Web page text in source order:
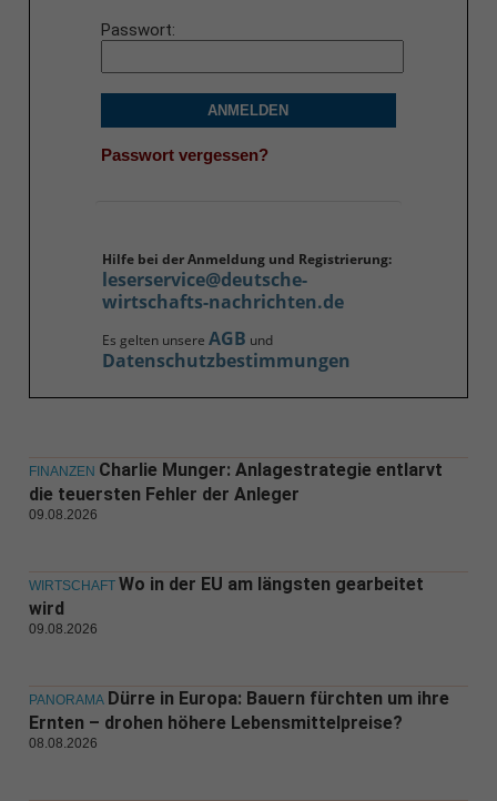
Passwort
ANMELDEN
Passwort vergessen?
Hilfe bei der Anmeldung und Registrierung:
leserservice@deutsche-
wirtschafts-nachrichten.de
Es gelten unsere AGB und
Datenschutzbestimmungen
FINANZEN Charlie Munger: Anlagestrategie entlarvt
die teuersten Fehler der Anleger
09.08.2026
WIRTSCHAFT Wo in der EU am längsten gearbeitet
wird
09.08.2026
PANORAMA Dürre in Europa: Bauern fürchten um ihre
Ernten – drohen höhere Lebensmittelpreise?
08.08.2026